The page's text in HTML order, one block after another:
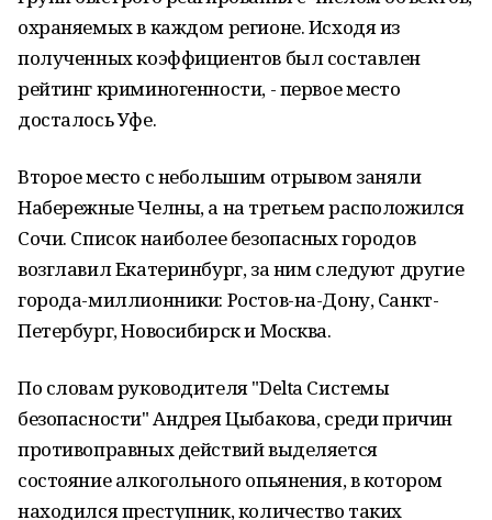
охраняемых в каждом регионе. Исходя из
полученных коэффициентов был составлен
рейтинг криминогенности, - первое место
досталось Уфе.
Второе место с небольшим отрывом заняли
Набережные Челны, а на третьем расположился
Сочи. Список наиболее безопасных городов
возглавил Екатеринбург, за ним следуют другие
города-миллионники: Ростов-на-Дону, Санкт-
Петербург, Новосибирск и Москва.
По словам руководителя "Delta Системы
безопасности" Андрея Цыбакова, среди причин
противоправных действий выделяется
состояние алкогольного опьянения, в котором
находился преступник, количество таких